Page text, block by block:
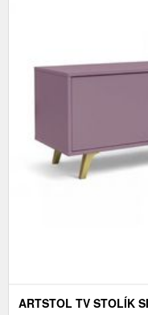
ARTSTOL TV STOLÍK